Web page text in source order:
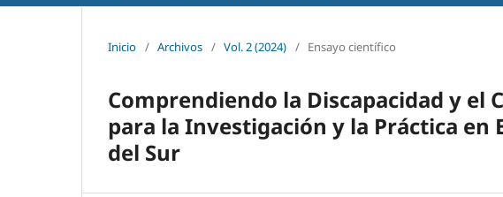
Inicio / Archivos / Vol. 2 (2024) / Ensayo científico
Comprendiendo la Discapacidad y el
para la Investigación y la Práctica en
del Sur